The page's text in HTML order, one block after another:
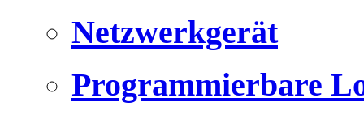
Netzwerkgerät
Programmierbare